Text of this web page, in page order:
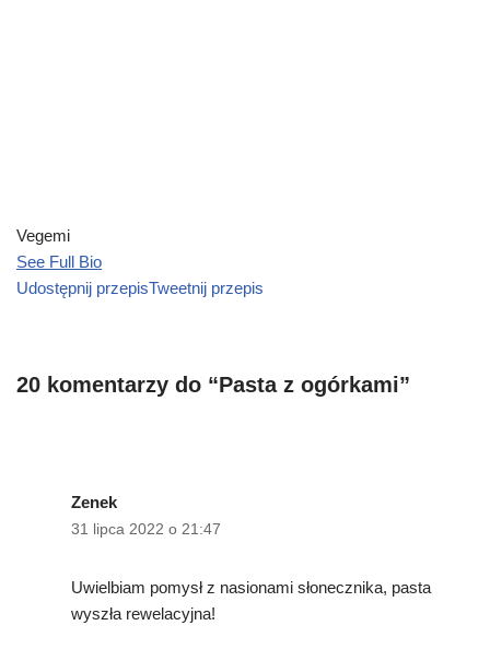
Vegemi
See Full Bio
Udostępnij przepisTweetnij przepis
20 komentarzy do “Pasta z ogórkami”
Zenek
31 lipca 2022 o 21:47
Uwielbiam pomysł z nasionami słonecznika, pasta
wyszła rewelacyjna!